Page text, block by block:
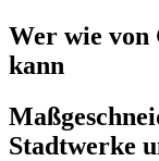
Wer wie
kann
Stadtwerke